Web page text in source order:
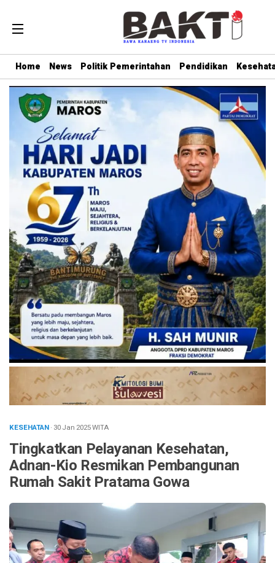
Home News Politik Pemerintahan Pendidikan
KESEHATAN· 30 Jan 2025WITA
Tingkatkan Pelayanan Kesehatan,
Adnan-Kio Resmikan Pembangunan
Rumah Sakit Pratama Gowa